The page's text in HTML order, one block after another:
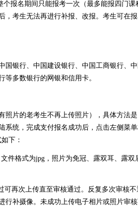
个报名期间只能报考一次（最多能报四门课
，考生无法再进行补报、改报。考生可在
国银行、中国建设银行、中国工商银行、
多数银行的网银和信用卡。
照片的老考生不再上传照片），具体方法
统，完成支付报名成功后，点击左侧菜单
下：
件格式为jpg，照片为免冠、露双耳、露双
可再次上传直至审核通过。反复多次审核不
行补摄像。未成功上传电子相片或照片审